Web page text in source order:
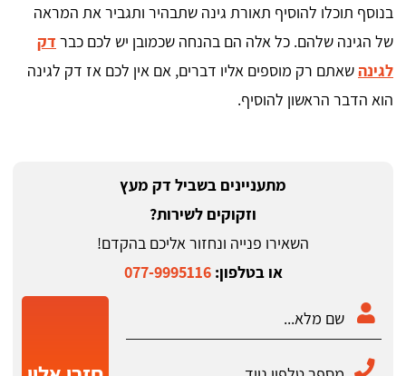
בנוסף תוכלו להוסיף תאורת גינה שתבהיר ותגביר את המראה
של הגינה שלהם. כל אלה הם בהנחה שכמובן יש לכם כבר דק
לגינהשאתם רק מוספים אליו דברים, אם אין לכם אז דק לגינה
הוא הדבר הראשון להוסיף.
מתעניינים בשביל דק מעץ
וזקוקים לשירות?
השאירו פנייה ונחזור אליכם בהקדם!
או בטלפון:077-9995116